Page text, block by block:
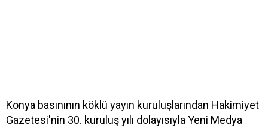
Konya basınının köklü yayın kuruluşlarından Hakimiyet
Gazetesi'nin 30. kuruluş yılı dolayısıyla Yeni Medya